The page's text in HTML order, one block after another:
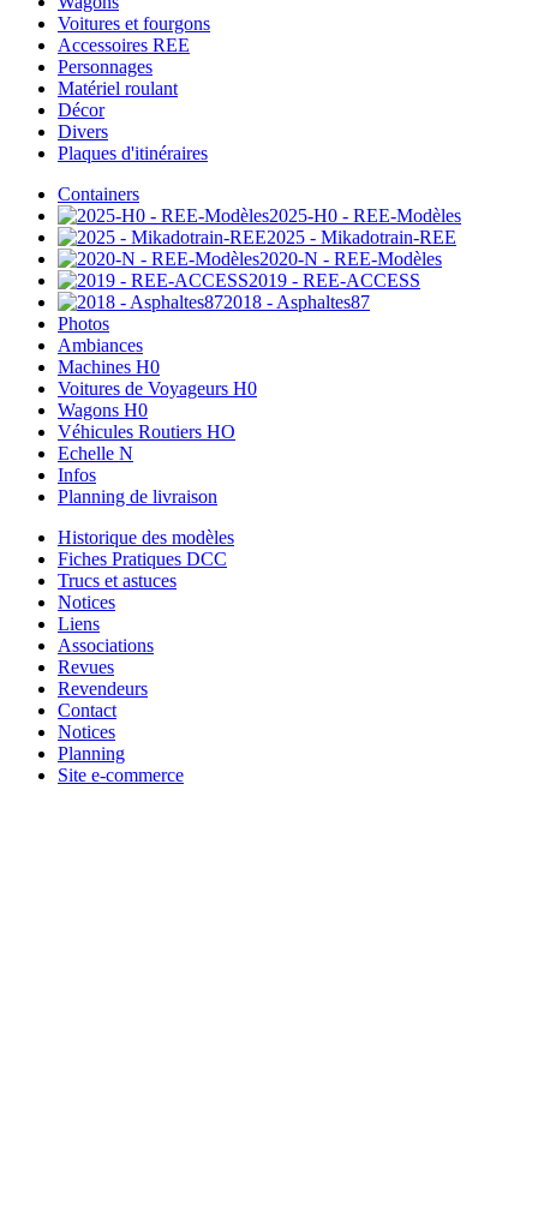
Voitures et fourgons
Accessoires REE
Personnages
Matériel roulant
Décor
Divers
Plaques d'itinéraires
Containers
2025-H0 - REE-Modèles
2025 - Mikadotrain-REE
2020-N - REE-Modèles
2019 - REE-ACCESS
2018 - Asphaltes87
Photos
Ambiances
Machines H0
Voitures de Voyageurs H0
Wagons H0
Véhicules Routiers HO
Echelle N
Infos
Planning de livraison
Historique des modèles
Fiches Pratiques DCC
Trucs et astuces
Notices
Liens
Associations
Revues
Revendeurs
Contact
Notices
Planning
Site e-commerce